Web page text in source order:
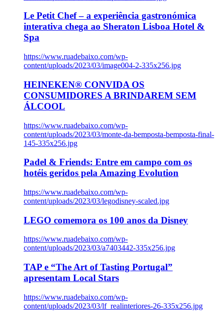
Le Petit Chef – a experiência gastronómica
interativa chega ao Sheraton Lisboa Hotel &
Spa
https://www.ruadebaixo.com/wp-
content/uploads/2023/03/image004-2-335x256.jpg
HEINEKEN® CONVIDA OS
CONSUMIDORES A BRINDAREM SEM
ÁLCOOL
https://www.ruadebaixo.com/wp-
content/uploads/2023/03/monte-da-bemposta-bemposta-final-
145-335x256.jpg
Padel & Friends: Entre em campo com os
hotéis geridos pela Amazing Evolution
https://www.ruadebaixo.com/wp-
content/uploads/2023/03/legodisney-scaled.jpg
LEGO comemora os 100 anos da Disney
https://www.ruadebaixo.com/wp-
content/uploads/2023/03/a7403442-335x256.jpg
TAP e “The Art of Tasting Portugal”
apresentam Local Stars
https://www.ruadebaixo.com/wp-
content/uploads/2023/03/lf_realinteriores-26-335x256.jpg